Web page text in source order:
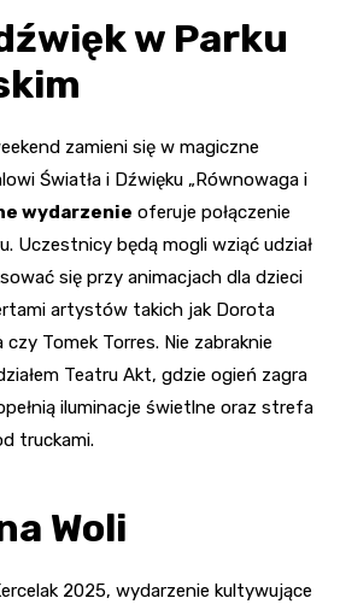
w Parku
zamieni się w magiczne
Światła i Dźwięku „Równowaga i
wydarzenie oferuje połączenie
Uczestnicy będą mogli wziąć udział
się przy animacjach dla dzieci
artystów takich jak Dorota
czy Tomek Torres. Nie zabraknie
Teatru Akt, gdzie ogień zagra
iluminacje świetlne oraz strefa
truckami.
Woli
2025, wydarzenie kultywujące